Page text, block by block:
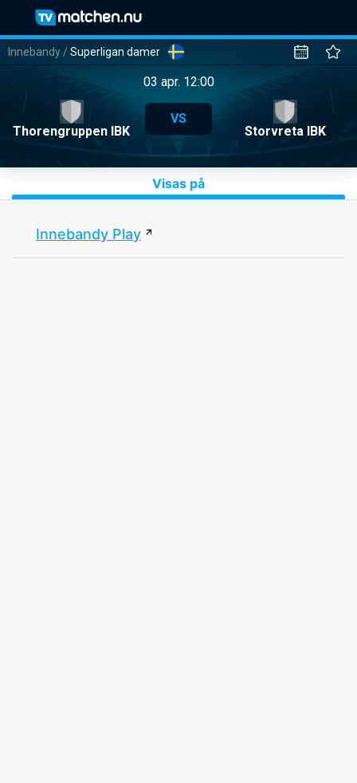
Innebandy /Superligan damer
03 apr. 12:00
Thorengruppen IBK
VS
Storvreta IBK
Visas på
Innebandy Play